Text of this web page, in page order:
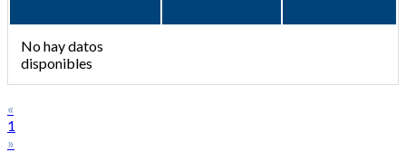
No hay datos
disponibles
«
1
»